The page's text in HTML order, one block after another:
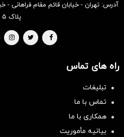
آدرس: تهران - خیابان قائم مقام
پلاک ۵
راه های تماس
تبلیغات
تماس با ما
همکاری با ما
بیانیه مأموریت